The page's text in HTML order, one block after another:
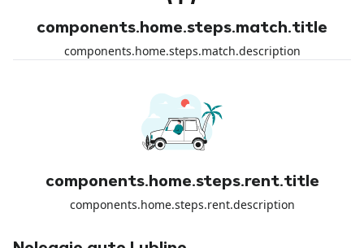
components.home.steps.match.title
components.home.steps.match.description
components.home.steps.rent.title
components.home.steps.rent.description